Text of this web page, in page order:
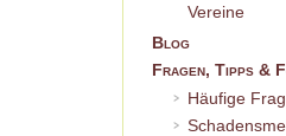
Vereine
Blog
Fragen, Tipps &
Häufige